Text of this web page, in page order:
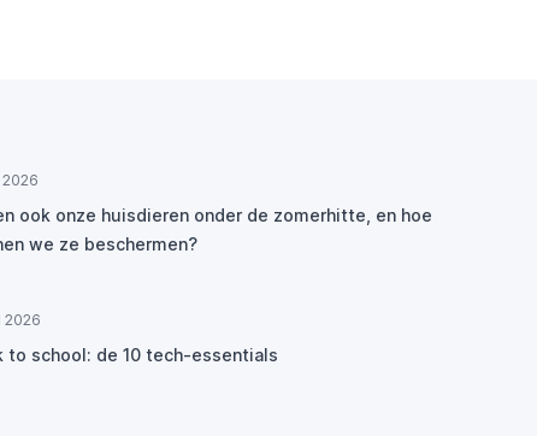
2026
ook onze huisdieren onder de zomerhitte, en hoe
we ze beschermen?
2026
to school: de 10 tech-essentials